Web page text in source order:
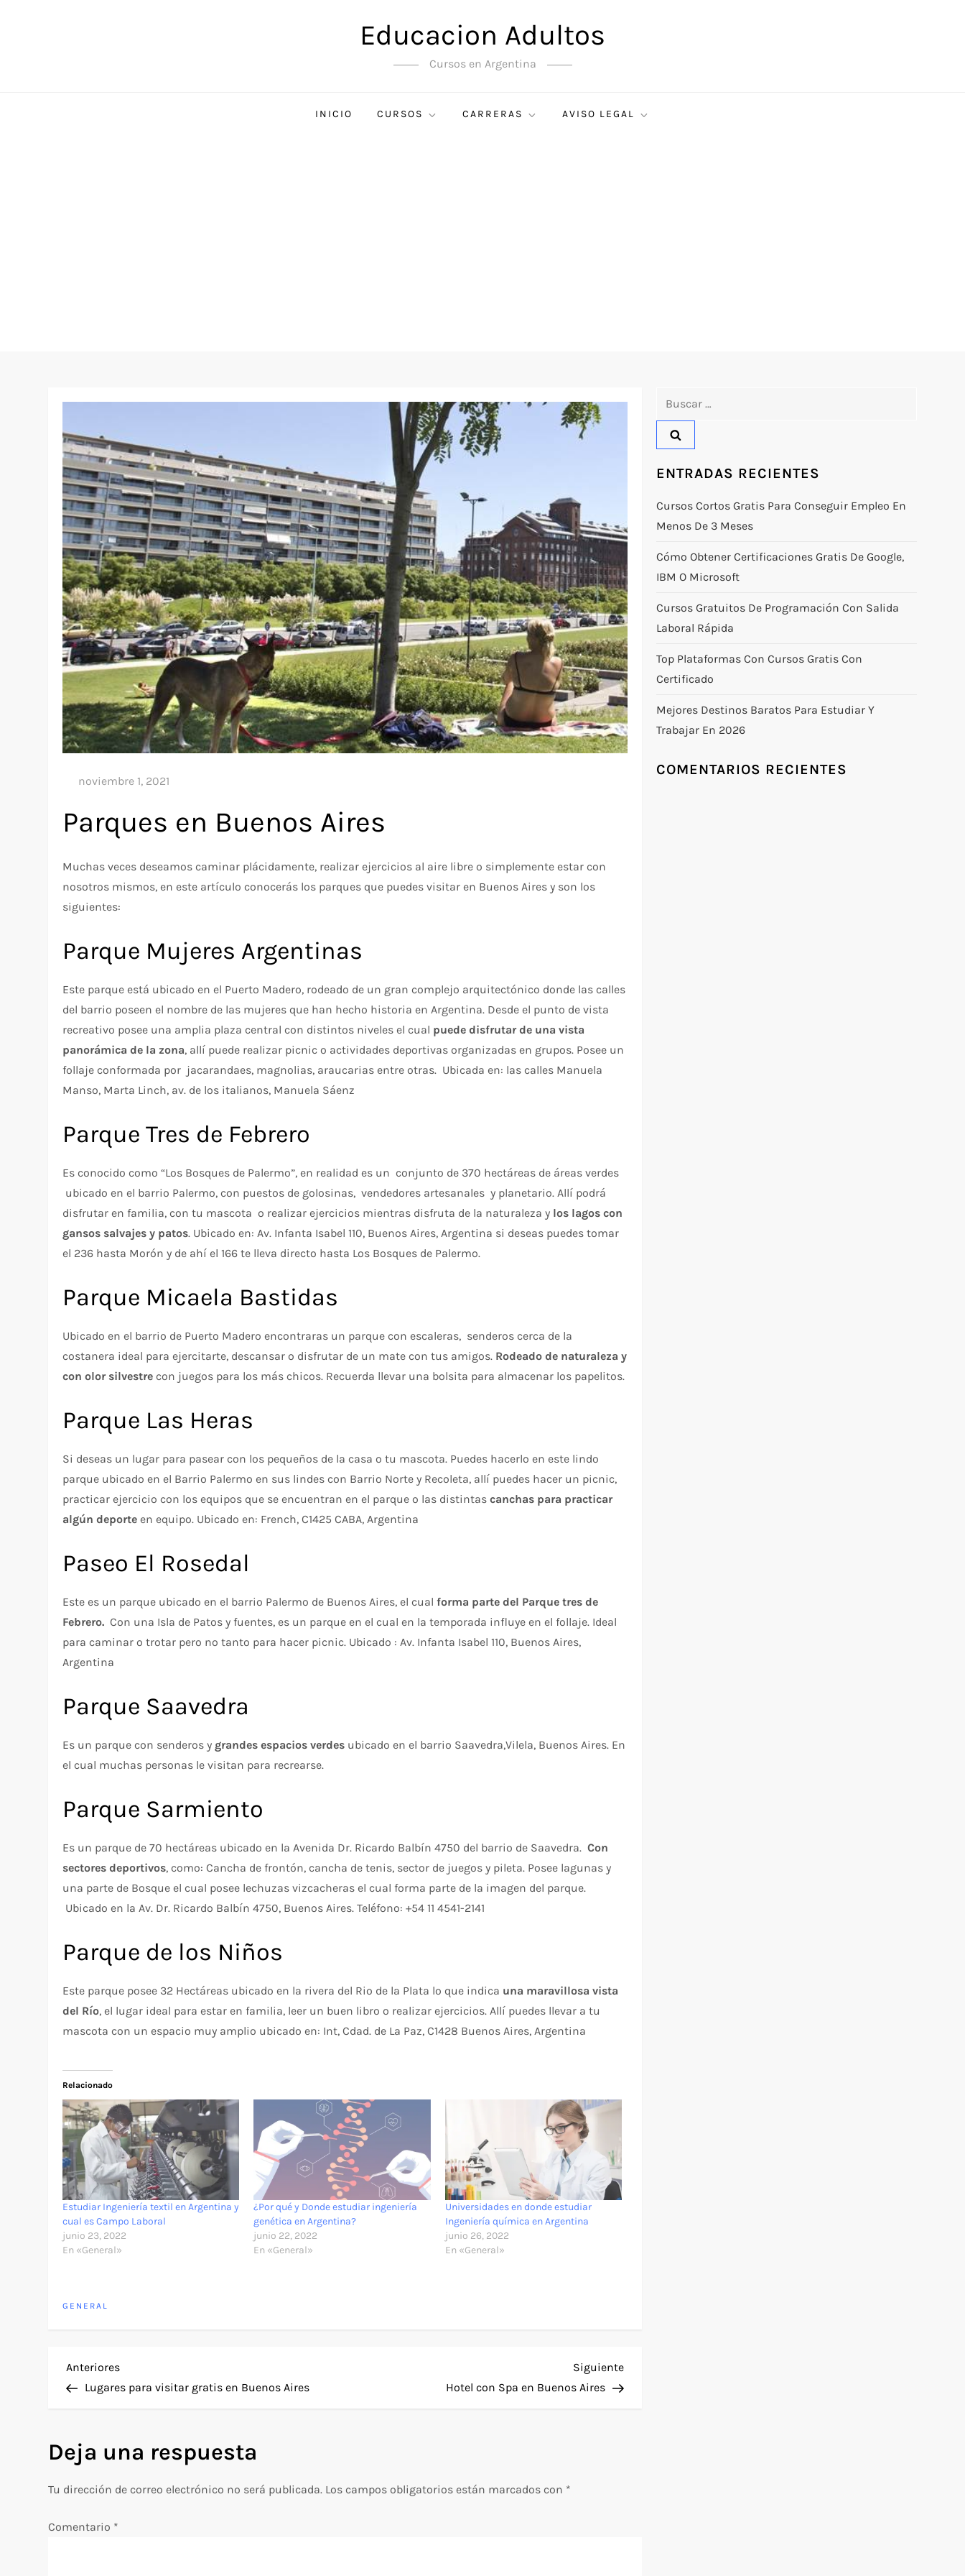
Educacion Adultos
Cursos en Argentina
INICIO CURSOS CARRERAS AVISO LEGAL
Parques en Buenos Aires
Muchas veces deseamos caminar plácidamente, realizar ejercicios al aire libre o simplemente estar con
nosotros mismos, en este artículo conocerás los parques que puedes visitar en Buenos Aires y son los
siguientes:
Parque Mujeres Argentinas
Este parque está ubicado en el Puerto Madero, rodeado de un gran complejo arquitectónico donde las calles
del barrio poseen el nombre de las mujeres que han hecho historia en Argentina. Desde el punto de vista
recreativo posee una amplia plaza central con distintos niveles el cual puede disfrutar de una vista
panorámica de la zona, allí puede realizar picnic o actividades deportivas organizadas en grupos. Posee un
follaje conformada por jacarandaes, magnolias, araucarias entre otras. Ubicada en: las calles Manuela
Manso, Marta Linch, av. de los italianos, Manuela Sáenz
Parque Tres de Febrero
Es conocido como “Los Bosques de Palermo”, en realidad es un conjunto de 370 hectáreas de áreas verdes
ubicado en el barrio Palermo, con puestos de golosinas, vendedores artesanales y planetario. Allí podrá
disfrutar en familia, con tu mascota o realizar ejercicios mientras disfruta de la naturaleza y los lagos con
gansos salvajes y patos. Ubicado en: Av. Infanta Isabel 110, Buenos Aires, Argentina si deseas puedes tomar
el 236 hasta Morón y de ahí el 166 te lleva directo hasta Los Bosques de Palermo.
Parque Micaela Bastidas
Ubicado en el barrio de Puerto Madero encontraras un parque con escaleras, senderos cerca de la
costanera ideal para ejercitarte, descansar o disfrutar de un mate con tus amigos. Rodeado de naturaleza y
con olor silvestre con juegos para los más chicos. Recuerda llevar una bolsita para almacenar los papelitos.
Parque Las Heras
Si deseas un lugar para pasear con los pequeños de la casa o tu mascota. Puedes hacerlo en este lindo
parque ubicado en el Barrio Palermo en sus lindes con Barrio Norte y Recoleta, allí puedes hacer un picnic,
practicar ejercicio con los equipos que se encuentran en el parque o las distintascanchas para practicar
algún deporte en equipo. Ubicado en: French, C1425 CABA, Argentina
Paseo El Rosedal
Este es un parque ubicado en el barrio Palermo de Buenos Aires, el cualforma parte del Parque tres de
Febrero. Con una Isla de Patos y fuentes, es un parque en el cual en la temporada influye en el follaje. Ideal
para caminar o trotar pero no tanto para hacer picnic. Ubicado : Av. Infanta Isabel 110, Buenos Aires,
Argentina
Parque Saavedra
Es un parque con senderos y grandes espacios verdes ubicado en el barrio Saavedra,Vilela, Buenos Aires. En
el cual muchas personas le visitan para recrearse.
Parque Sarmiento
Es un parque de 70 hectáreas ubicado en la Avenida Dr. Ricardo Balbín 4750 del barrio de Saavedra.Con
sectores deportivos, como: Cancha de frontón, cancha de tenis, sector de juegos y pileta. Posee lagunas y
una parte de Bosque el cual posee lechuzas vizcacheras el cual forma parte de la imagen del parque.
Ubicado en la Av. Dr. Ricardo Balbín 4750, Buenos Aires. Teléfono: +54 11 4541-2141
Parque de los Niños
Este parque posee 32 Hectáreas ubicado en la rivera del Rio de la Plata lo que indica una maravillosa vista
del Río, el lugar ideal para estar en familia, leer un buen libro o realizar ejercicios. Allí puedes llevar a tu
mascota con un espacio muy amplio ubicado en: Int, Cdad. de La Paz, C1428 Buenos Aires, Argentina
Relacionado
Estudiar Ingeniería textil en Argentina y
cual es Campo Laboral
junio 23, 2022
En «General»
¿Por qué y Donde estudiar ingeniería
genética en Argentina?
junio 22, 2022
En «General»
Universidades en donde estudiar
Ingeniería química en Argentina
junio 26, 2022
En «General»
GENERAL
N
v
e
Entrada
anterior
Anteriores
Lugares para visitar gratis en Buenos Aires
Siguiente
entrada
Siguiente
Hotel con Spa en Buenos Aires
Deja una respuesta
Tu dirección de correo electrónico no será publicada. Los campos obligatorios están marcados con *
Comentario *
ENTRADAS RECIENTES
Cursos Cortos Gratis Para Conseguir Empleo En
Menos De 3 Meses
Cómo Obtener Certificaciones Gratis De Google,
IBM O Microsoft
Cursos Gratuitos De Programación Con Salida
Laboral Rápida
Top Plataformas Con Cursos Gratis Con
Certificado
Mejores Destinos Baratos Para Estudiar Y
Trabajar En 2026
COMENTARIOS RECIENTES